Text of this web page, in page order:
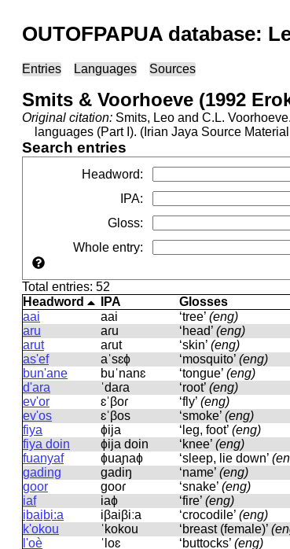
OUTOFPAPUA database:
Entries Languages Sources
Smits & Voorhoeve (1992
Original citation: Smits, Leo and C.L.
languages (Part I). (Irian Jaya Source
Search entries
Headword:
IPA:
Gloss:
Whole entry:
Total entries: 52
Headword
IPA
Glosses
aai
aai ‘tree’ (eng)
aru
aɾu ‘head’ (eng)
arut
aɾut ‘skin’ (eng)
as'ef
aˈsɛɸ ‘mosquito’ (eng)
bun'ane
buˈnanɛ ‘tongue’ (eng)
d'ara
ˈdaɾa ‘root’ (eng)
ev'or
ɛˈβoɾ ‘fly’ (eng)
ev'os
ɛˈβos ‘smoke’ (eng)
fiya
ɸija ‘leg, foot’ (eng)
fiya doin
ɸija doin ‘knee’ (eng)
fuanyaf
ɸuaɲaɸ ‘sleep, lie down’
gading
ɡadiŋ ‘name’ (eng)
goor
ɡooɾ ‘snake’ (eng)
iaf
iaɸ ‘fire’ (eng)
ib̲aib̲i:a
iβaiβiːa ‘crocodile’ (eng)
k'okou
ˈkokou ‘breast (female)’
l'oè
ˈloɛ ‘buttocks’ (eng)